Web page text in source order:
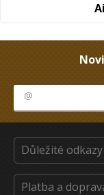
Důležité odkazy
Platba a